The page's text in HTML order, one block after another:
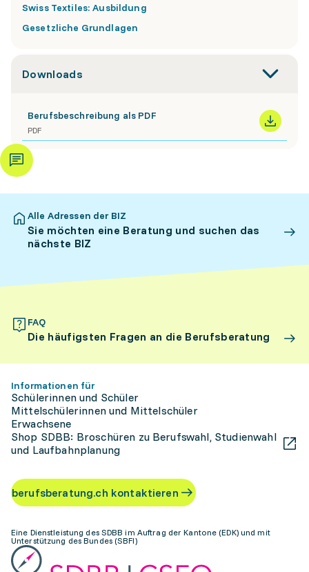
Swiss Textiles: Ausbildung
Gesetzliche Grundlagen
Downloads
Berufsbeschreibung als PDF
PDF
Alle Adressen der BIZ
Sie möchten eine Beratung und suchen das
nächste BIZ
FAQ
Die häufigsten Fragen an die Berufsberatung
Informationen für
Schülerinnen und Schüler
Mittelschülerinnen und Mittelschüler
Erwachsene
Shop SDBB: Broschüren zu Berufswahl, Studienwahl
und Laufbahnplanung
berufsberatung.ch kontaktieren
Eine Dienstleistung des SDBB im Auftrag der Kantone (EDK) und mit
Unterstützung des Bundes (SBFI)